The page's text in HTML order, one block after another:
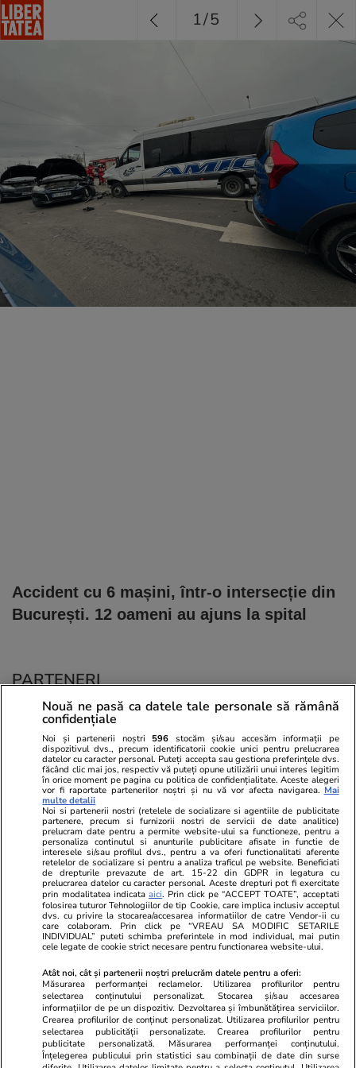
Accident cu 6 mașini, într-o intersecție din
București. 12 oameni au ajuns la spital
1/5
PARTENERI
Viva.ro
"Nici acum nu îi știu bine. Nu îi știu familia".
A tăcut luni întregi, dar acum Gina Matache a
spus adevărul despre relația cu ginerele ei,
Radu Siffr...
Unica.ro
Nu și ei! S-au
căsnicie! Cei doi
secret. Nimeni
motiv al
© 2026 Ringier Romania. Toate drepturile rezervate
Nouă ne pasă ca datele tale personale să rămână
confidențiale
Noi și partenerii noștri 596 stocăm și/sau accesăm informații pe
dispozitivul dvs., precum identificatorii cookie unici pentru prelucrarea
datelor cu caracter personal. Puteți accepta sau gestiona preferințele dvs.
făcând clic mai jos, respectiv vă puteți opune utilizării unui interes legitim
în orice moment pe pagina cu politica de confidențialitate. Aceste alegeri
vor fi raportate partenerilor noștri și nu vă vor afecta navigarea. Mai
multe detalii
Noi si partenerii nostri (retelele de socializare si agentiile de publicitate
partenere, precum si furnizorii nostri de servicii de date analitice)
prelucram date pentru a permite website-ului sa functioneze, pentru a
personaliza continutul si anunturile publicitare afisate in functie de
interesele si/sau profilul dvs., pentru a va oferi functionalitati aferente
retelelor de socializare si pentru a analiza traficul pe website. Beneficiati
de drepturile prevazute de art. 15-22 din GDPR in legatura cu
prelucrarea datelor cu caracter personal. Aceste drepturi pot fi exercitate
prin modalitatea indicataaici. Prin click pe “ACCEPT TOATE”, acceptati
folosirea tuturor Tehnologiilor de tip Cookie, care implica inclusiv acceptul
dvs. cu privire la stocarea/accesarea informatiilor de catre Vendor-ii cu
care colaboram. Prin click pe “VREAU SA MODIFIC SETARILE
INDIVIDUAL” puteti schimba preferintele in mod individual, mai putin
cele legate de cookie strict necesare pentru functionarea website-ului.
Atât noi, cât și partenerii noștri prelucrăm datele pentru a oferi:
Măsurarea performanței reclamelor. Utilizarea profilurilor pentru
selectarea conținutului personalizat. Stocarea și/sau accesarea
informațiilor de pe un dispozitiv. Dezvoltarea și îmbunătățirea serviciilor.
Crearea profilurilor de conținut personalizat. Utilizarea profilurilor pentru
selectarea publicității personalizate. Crearea profilurilor pentru
publicitate personalizată. Măsurarea performanței conținutului.
Înțelegerea publicului prin statistici sau combinații de date din surse